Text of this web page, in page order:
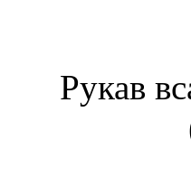
Рукав